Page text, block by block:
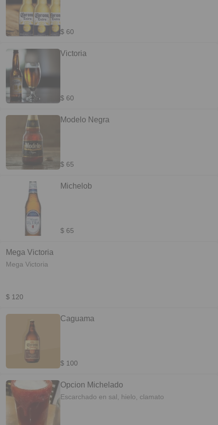
$ 60
Victoria
$ 60
Modelo Negra
$ 65
Michelob
$ 65
Mega Victoria
Mega Victoria
$ 120
Caguama
$ 100
Opcion Michelado
Escarchado en sal, hielo, clamato